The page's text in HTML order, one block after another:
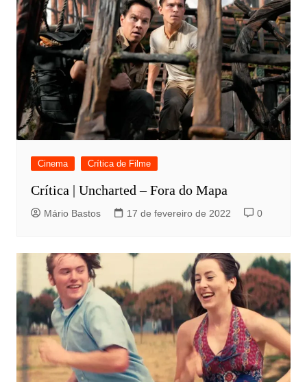
Cinema Crítica de Filme
Crítica | Uncharted – Fora do Mapa
Mário Bastos 17 de fevereiro de 2022 0